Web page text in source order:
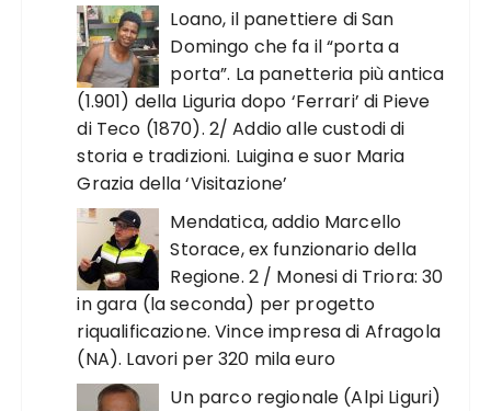
Loano, il panettiere di San
Domingo che fa il “porta a
porta”. La panetteria più antica
(1.901) della Liguria dopo ‘Ferrari’ di Pieve
di Teco (1870). 2/ Addio alle custodi di
storia e tradizioni. Luigina e suor Maria
Grazia della ‘Visitazione’
Mendatica, addio Marcello
Storace, ex funzionario della
Regione. 2 / Monesi di Triora: 30
in gara (la seconda) per progetto
riqualificazione. Vince impresa di Afragola
(NA). Lavori per 320 mila euro
Un parco regionale (Alpi Liguri)